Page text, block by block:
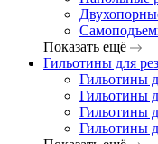
Показать ещё
Гильотины для
Гильотины
Гильотины
Гильотины
Гильотины